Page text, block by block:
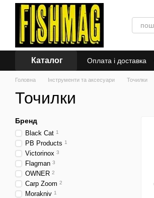
Перейти до основного контенту
Каталог Оплата і доставка
Знижки
Головна Інструменти та аксесуари Точилки
Точилки
Бренд
Black Cat 1
PB Products 1
Victorinox 3
Flagman 3
OWNER 2
Carp Zoom 2
Morakniv 1